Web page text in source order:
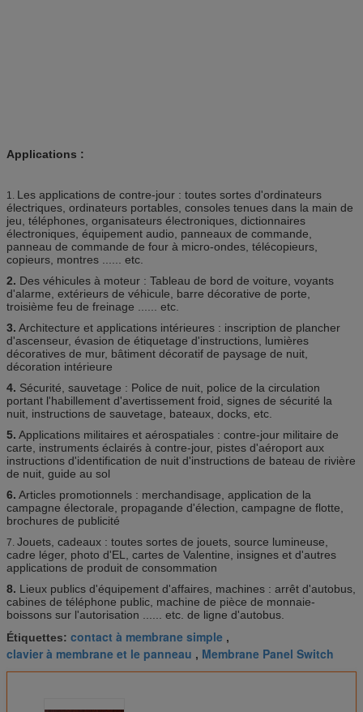
Applications :
1. Les applications de contre-jour : toutes sortes d'ordinateurs
électriques, ordinateurs portables, consoles tenues dans la main de
jeu, téléphones, organisateurs électroniques, dictionnaires
électroniques, équipement audio, panneaux de commande,
panneau de commande de four à micro-ondes, télécopieurs,
copieurs, montres ...... etc.
2. Des véhicules à moteur : Tableau de bord de voiture, voyants
d'alarme, extérieurs de véhicule, barre décorative de porte,
troisième feu de freinage ...... etc.
3. Architecture et applications intérieures : inscription de plancher
d'ascenseur, évasion de étiquetage d'instructions, lumières
décoratives de mur, bâtiment décoratif de paysage de nuit,
décoration intérieure
4. Sécurité, sauvetage : Police de nuit, police de la circulation
portant l'habillement d'avertissement froid, signes de sécurité la
nuit, instructions de sauvetage, bateaux, docks, etc.
5. Applications militaires et aérospatiales : contre-jour militaire de
carte, instruments éclairés à contre-jour, pistes d'aéroport aux
instructions d'identification de nuit d'instructions de bateau de rivière
de nuit, guide au sol
6. Articles promotionnels : merchandisage, application de la
campagne électorale, propagande d'élection, campagne de flotte,
brochures de publicité
7. Jouets, cadeaux : toutes sortes de jouets, source lumineuse,
cadre léger, photo d'EL, cartes de Valentine, insignes et d'autres
applications de produit de consommation
8. Lieux publics d'équipement d'affaires, machines : arrêt d'autobus,
cabines de téléphone public, machine de pièce de monnaie-
boissons sur l'autorisation ...... etc. de ligne d'autobus.
Étiquettes: contact à membrane simple ,
clavier à membrane et le panneau , Membrane Panel Switch